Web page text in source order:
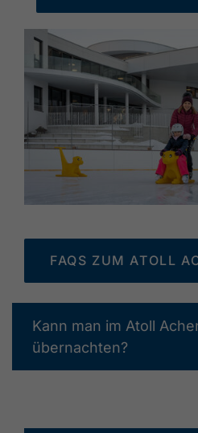
FAQS ZUM ATOLL
Kann man im Atoll
übernachten?